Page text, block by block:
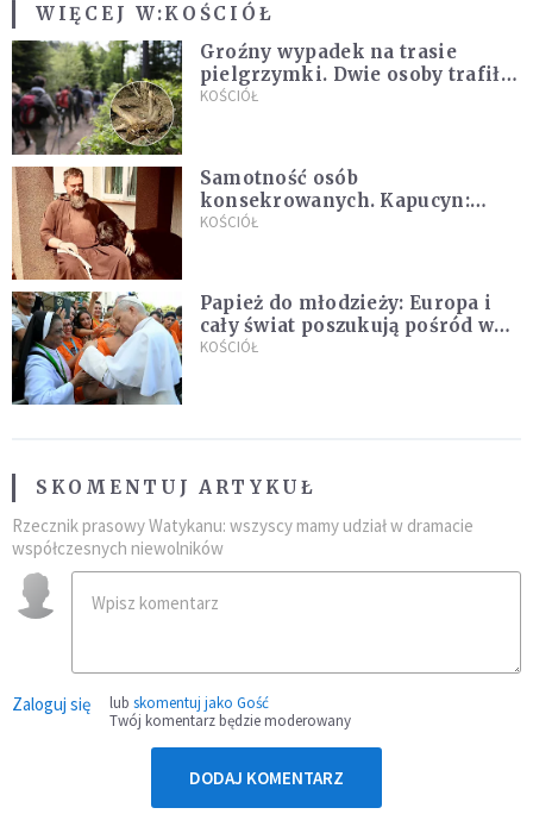
WIĘCEJ W:KOŚCIÓŁ
Groźny wypadek na trasie
pielgrzymki. Dwie osoby trafiły
do szpitala
KOŚCIÓŁ
Samotność osób
konsekrowanych. Kapucyn:
Życie w pojedynkę rzadko jest
KOŚCIÓŁ
Papież do młodzieży: Europa i
cały świat poszukują pośród was
nowych świętych
KOŚCIÓŁ
SKOMENTUJ ARTYKUŁ
Rzecznik prasowy Watykanu: wszyscy mamy udział w dramacie
współczesnych niewolników
Zaloguj się lub skomentuj jako Gość
Twój komentarz będzie moderowany
DODAJ KOMENTARZ